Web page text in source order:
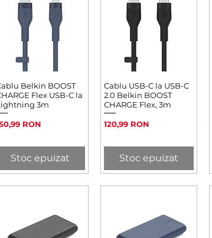
Afișare rapidă
Belkin BOOST
Flex USB-C la
3m
RON
Stoc epuizat
Afișare rapidă
Cablu USB-C la USB-C
2.0 Belkin BOOST
CHARGE Flex, 3m
Preț
120,99 RON
Stoc epuizat